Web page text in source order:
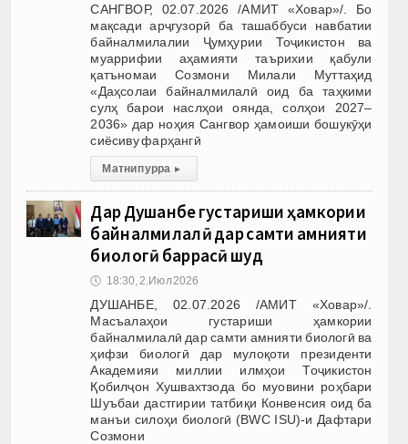
САНГВОР, 02.07.2026 /АМИТ «Ховар»/. Бо
мақсади арҷгузорӣ ба ташаббуси навбатии
байналмилалии Ҷумҳурии Тоҷикистон ва
муаррифии аҳамияти таърихии қабули
қатъномаи Созмони Милали Муттаҳид
«Даҳсолаи байналмилалӣ оид ба таҳкими
сулҳ барои наслҳои оянда, солҳои 2027–
2036» дар ноҳия Сангвор ҳамоиши бошукӯҳи
сиёсиву фарҳангӣ
Матни пурра ▸
Дар Душанбе густариши ҳамкории
байналмилалӣ дар самти амнияти
биологӣ баррасӣ шуд
🕔 18:30, 2.Июл 2026
ДУШАНБЕ, 02.07.2026 /АМИТ «Ховар»/.
Масъалаҳои густариши ҳамкории
байналмилалӣ дар самти амнияти биологӣ ва
ҳифзи биологӣ дар мулоқоти президенти
Академияи миллии илмҳои Тоҷикистон
Қобилҷон Хушвахтзода бо муовини роҳбари
Шуъбаи дастгирии татбиқи Конвенсия оид ба
манъи силоҳи биологӣ (BWC ISU)-и Дафтари
Созмони